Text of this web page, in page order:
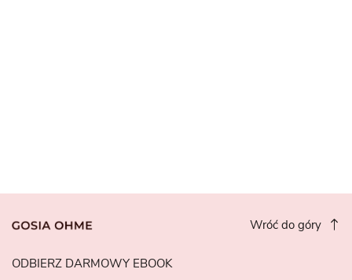
Wróć do góry
ODBIERZ DARMOWY EBOOK